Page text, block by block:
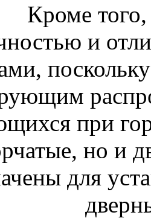
Кроме
и
при
но и
для